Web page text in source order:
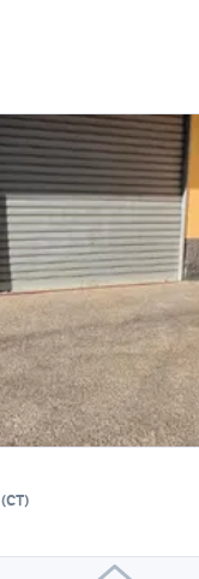
(CT)